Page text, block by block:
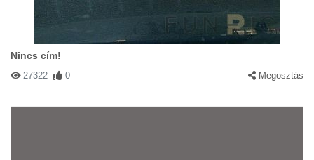
Nincs cím!
27322 0 Megosztás